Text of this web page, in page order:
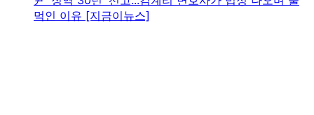
먹인 이유 [지금이뉴스]